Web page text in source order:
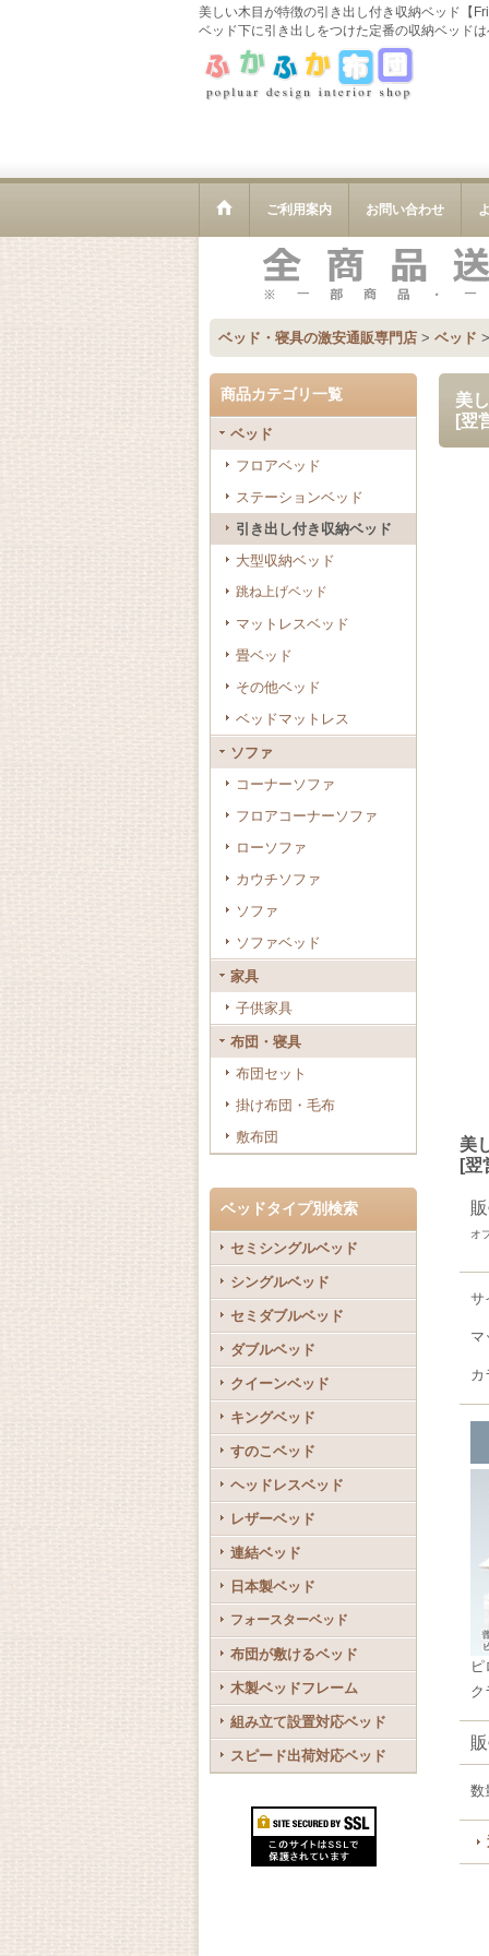
美しい木目が特徴の引き出し付き収納ベッド【
ベッド下に引き出しをつけた定番の収納ベッド
ご利用案内 お問い合わせ
ベッド・寝具の激安通販専門店 > ベッド >
商品カテゴリ一覧
ベッド
フロアベッド
ステーションベッド
引き出し付き収納ベッド
大型収納ベッド
跳ね上げベッド
マットレスベッド
畳ベッド
その他ベッド
ベッドマットレス
ソファ
コーナーソファ
フロアコーナーソファ
ローソファ
カウチソファ
ソファ
ソファベッド
家具
子供家具
布団・寝具
布団セット
掛け布団・毛布
敷布団
ベッドタイプ別検索
セミシングルベッド
シングルベッド
セミダブルベッド
ダブルベッド
クイーンベッド
キングベッド
すのこベッド
ヘッドレスベッド
レザーベッド
連結ベッド
日本製ベッド
フォースターベッド
布団が敷けるベッド
木製ベッドフレーム
組み立て設置対応ベッド
スピード出荷対応ベッド
美
[翌
美
[翌
オ
サ
マ
カ
ク
数